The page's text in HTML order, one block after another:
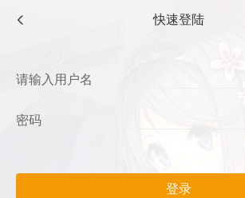
快速登陆
登录